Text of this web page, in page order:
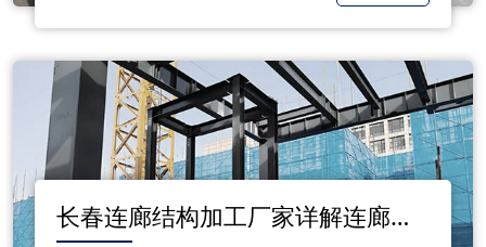
长春连廊结构加工厂家详解连廊结